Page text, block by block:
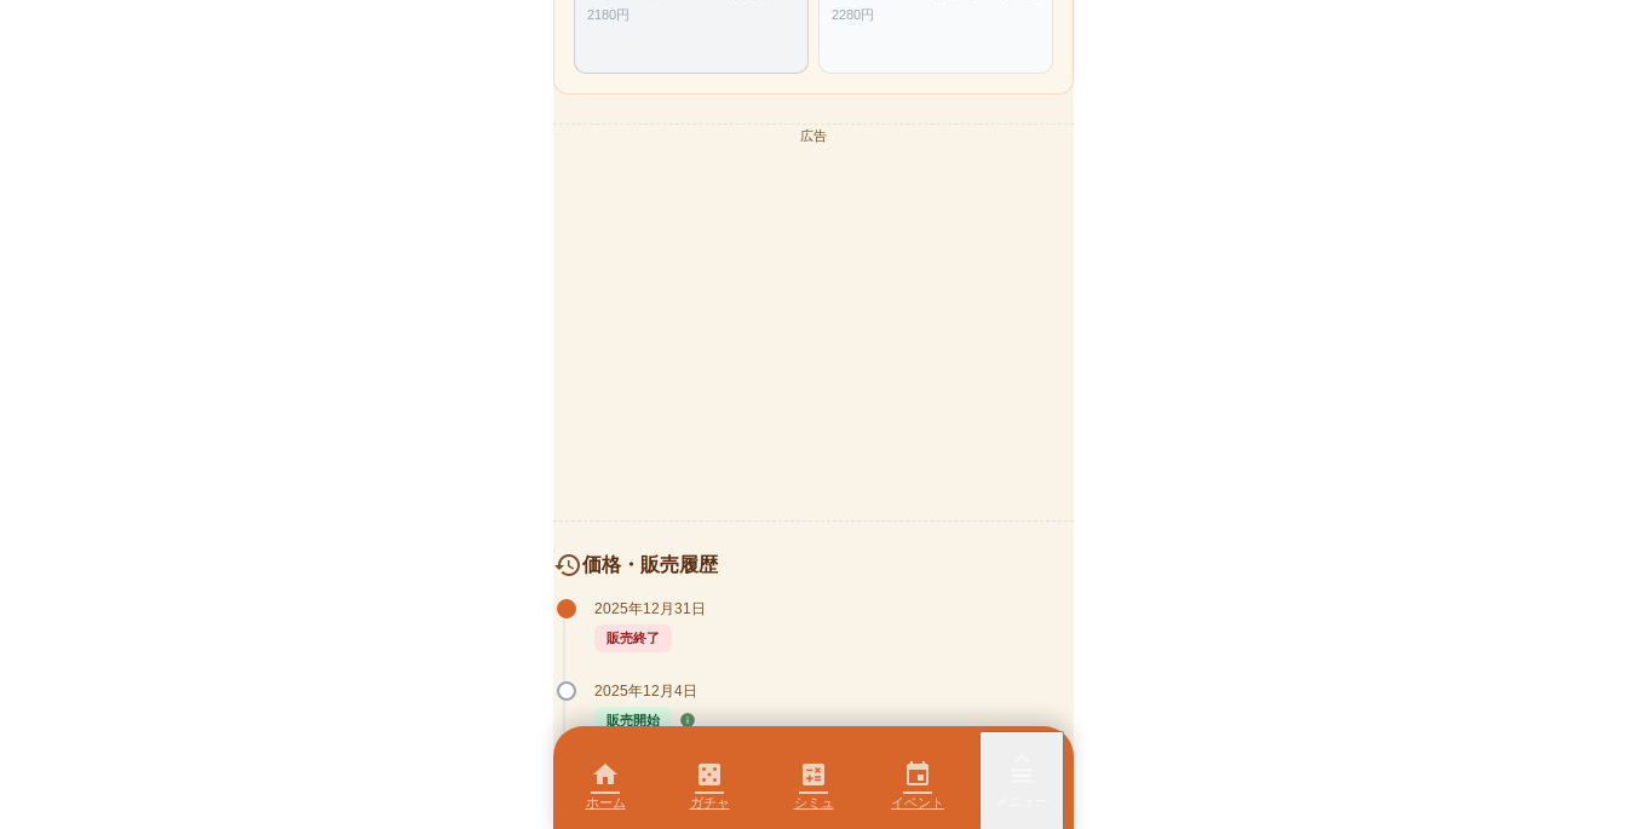
2180円 2280円
広告
history価格・販売履歴
2025年12月31日
販売終了
2025年12月4日
販売開始 info
home
ホーム
casino
ガチャ
calculate
シミュ
event
イベント